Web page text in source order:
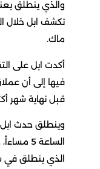
تكشف ابل خلال
ماك.
أكدت ابل على
فيها إلى أن
قبل نهاية شهر
وينطلق حدث
الساعة
الذي ينطلق في